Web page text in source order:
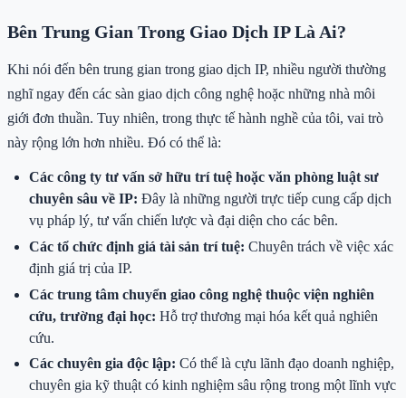
Bên Trung Gian Trong Giao Dịch IP Là Ai?
Khi nói đến bên trung gian trong giao dịch IP, nhiều người thường
nghĩ ngay đến các sàn giao dịch công nghệ hoặc những nhà môi
giới đơn thuần. Tuy nhiên, trong thực tế hành nghề của tôi, vai trò
này rộng lớn hơn nhiều. Đó có thể là:
Các công ty tư vấn sở hữu trí tuệ hoặc văn phòng luật sư
chuyên sâu về IP: Đây là những người trực tiếp cung cấp dịch
vụ pháp lý, tư vấn chiến lược và đại diện cho các bên.
Các tổ chức định giá tài sản trí tuệ: Chuyên trách về việc xác
định giá trị của IP.
Các trung tâm chuyển giao công nghệ thuộc viện nghiên
cứu, trường đại học: Hỗ trợ thương mại hóa kết quả nghiên
cứu.
Các chuyên gia độc lập: Có thể là cựu lãnh đạo doanh nghiệp,
chuyên gia kỹ thuật có kinh nghiệm sâu rộng trong một lĩnh vực